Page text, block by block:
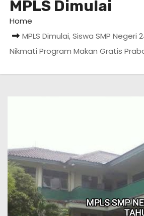
MPLS Dimulai
Home
MPLS Dimulai, Siswa SMP Negeri
Nikmati Program Makan Gratis